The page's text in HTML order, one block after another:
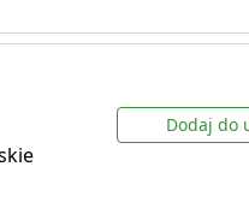
Dodaj do